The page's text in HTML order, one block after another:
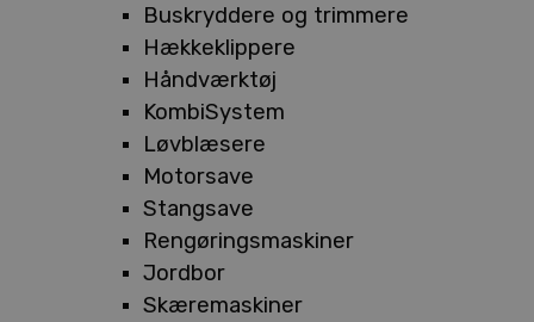
Buskryddere og trimmere
Hækkeklippere
Håndværktøj
KombiSystem
Løvblæsere
Motorsave
Stangsave
Rengøringsmaskiner
Jordbor
Skæremaskiner